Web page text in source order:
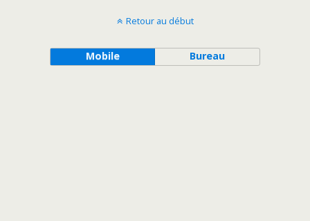
Retour au début
Mobile Bureau